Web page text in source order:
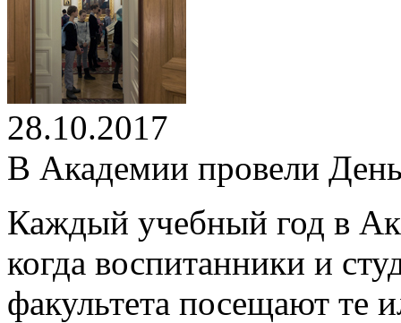
28.10.2017
В Академии провели
Каждый учебный год в
когда воспитанники и
факультета посещают те